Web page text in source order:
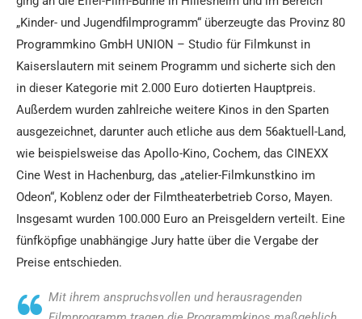
„Kinder- und Jugendfilmprogramm“ überzeugte das Provinz 80
Programmkino GmbH UNION – Studio für Filmkunst in
Kaiserslautern mit seinem Programm und sicherte sich den
in dieser Kategorie mit 2.000 Euro dotierten Hauptpreis.
Außerdem wurden zahlreiche weitere Kinos in den Sparten
ausgezeichnet, darunter auch etliche aus dem 56aktuell-Land,
wie beispielsweise das Apollo-Kino, Cochem, das CINEXX
Cine West in Hachenburg, das „atelier-Filmkunstkino im
Odeon“, Koblenz oder der Filmtheaterbetrieb Corso, Mayen.
Insgesamt wurden 100.000 Euro an Preisgeldern verteilt. Eine
fünfköpfige unabhängige Jury hatte über die Vergabe der
Preise entschieden.
Mit ihrem anspruchsvollen und herausragenden